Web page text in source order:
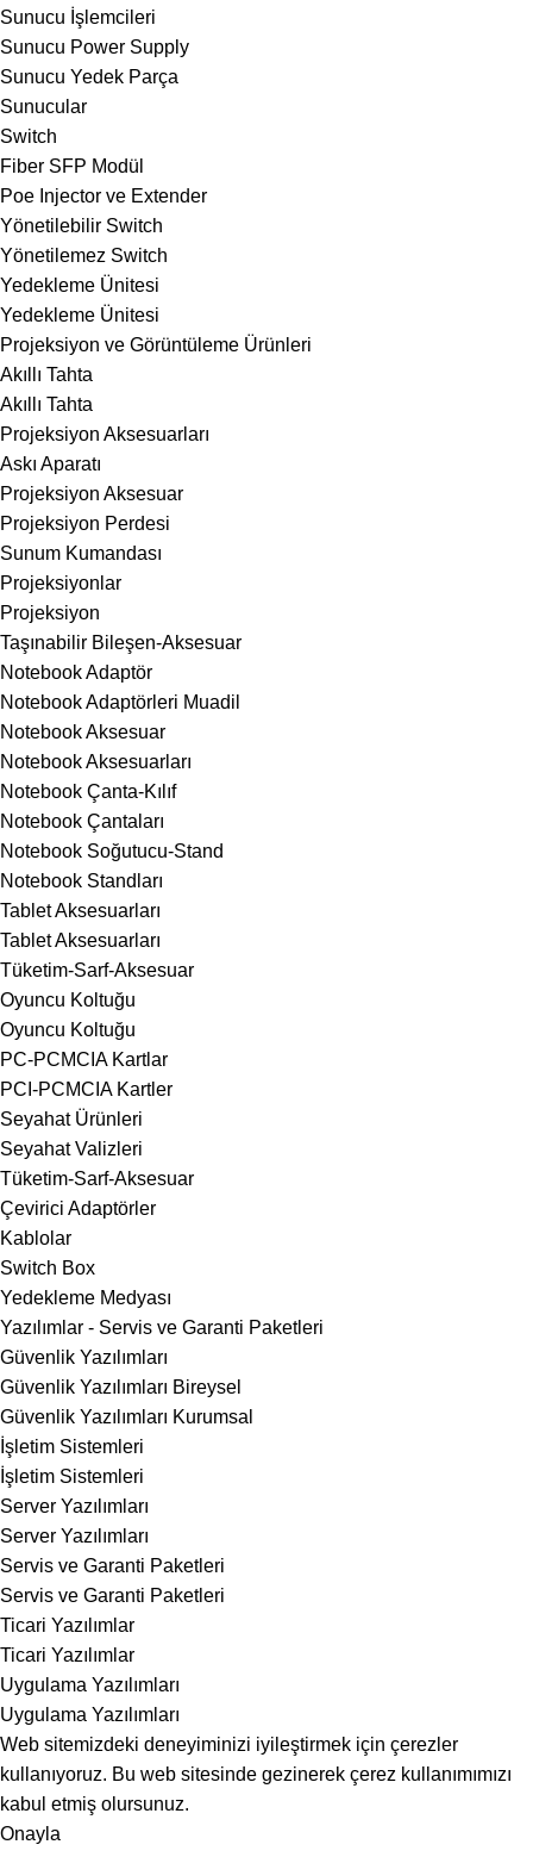
Sunucu İşlemcileri
Sunucu Power Supply
Sunucu Yedek Parça
Sunucular
Switch
Fiber SFP Modül
Poe Injector ve Extender
Yönetilebilir Switch
Yönetilemez Switch
Yedekleme Ünitesi
Yedekleme Ünitesi
Projeksiyon ve Görüntüleme Ürünleri
Akıllı Tahta
Akıllı Tahta
Projeksiyon Aksesuarları
Askı Aparatı
Projeksiyon Aksesuar
Projeksiyon Perdesi
Sunum Kumandası
Projeksiyonlar
Projeksiyon
Taşınabilir Bileşen-Aksesuar
Notebook Adaptör
Notebook Adaptörleri Muadil
Notebook Aksesuar
Notebook Aksesuarları
Notebook Çanta-Kılıf
Notebook Çantaları
Notebook Soğutucu-Stand
Notebook Standları
Tablet Aksesuarları
Tablet Aksesuarları
Tüketim-Sarf-Aksesuar
Oyuncu Koltuğu
Oyuncu Koltuğu
PC-PCMCIA Kartlar
PCI-PCMCIA Kartler
Seyahat Ürünleri
Seyahat Valizleri
Tüketim-Sarf-Aksesuar
Çevirici Adaptörler
Kablolar
Switch Box
Yedekleme Medyası
Yazılımlar - Servis ve Garanti Paketleri
Güvenlik Yazılımları
Güvenlik Yazılımları Bireysel
Güvenlik Yazılımları Kurumsal
İşletim Sistemleri
İşletim Sistemleri
Server Yazılımları
Server Yazılımları
Servis ve Garanti Paketleri
Servis ve Garanti Paketleri
Ticari Yazılımlar
Ticari Yazılımlar
Uygulama Yazılımları
Uygulama Yazılımları
Web sitemizdeki deneyiminizi iyileştirmek için çerezler
kullanıyoruz. Bu web sitesinde gezinerek çerez kullanımımızı
kabul etmiş olursunuz.
Onayla